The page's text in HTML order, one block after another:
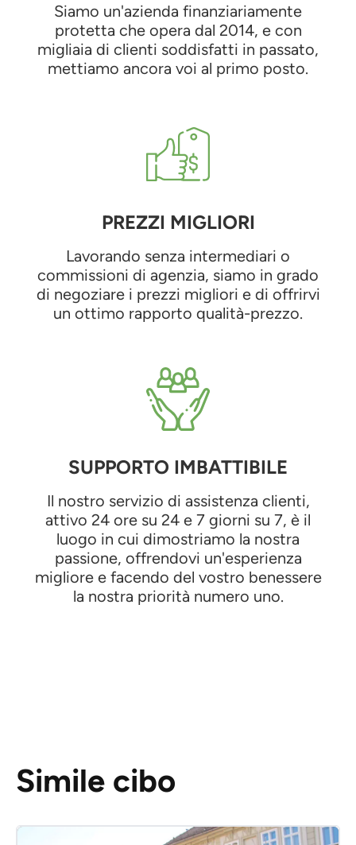
Siamo un'azienda finanziariamente
protetta che opera dal 2014, e con
migliaia di clienti soddisfatti in passato,
mettiamo ancora voi al primo posto.
PREZZI MIGLIORI
Lavorando senza intermediari o
commissioni di agenzia, siamo in grado
di negoziare i prezzi migliori e di offrirvi
un ottimo rapporto qualità-prezzo.
SUPPORTO IMBATTIBILE
Il nostro servizio di assistenza clienti,
attivo 24 ore su 24 e 7 giorni su 7, è il
luogo in cui dimostriamo la nostra
passione, offrendovi un'esperienza
migliore e facendo del vostro benessere
la nostra priorità numero uno.
Simile cibo